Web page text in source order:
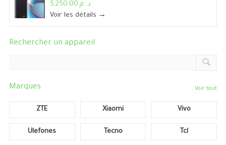
د. م.5,250.00
Voir les détails →
Rechercher un appareil
Marques Voir tout
ZTE Xiaomi Vivo
Ulefones Tecno Tcl